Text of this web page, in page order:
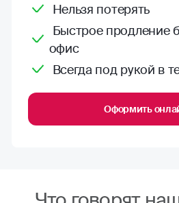
Нельзя потерять
Быстрое продление
офис
Всегда под рукой в
Оформить